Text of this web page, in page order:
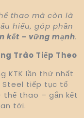
thao mà còn là
hiểu, góp phần
kết – vững mạnh.
Trào Tiếp Theo
KTK lần thứ nhất
Steel tiếp tục tổ
thể thao – gắn kết
tới.